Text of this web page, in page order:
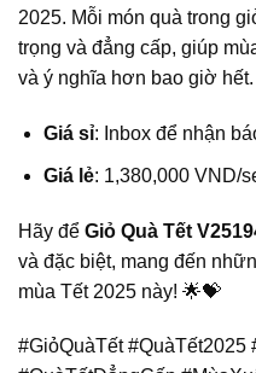
2025. Mỗi món quà trong
trọng và đẳng cấp, giúp
và ý nghĩa hơn bao giờ hết.
Giá sỉ: Inbox để nhận
Giá lẻ: 1,380,000 VND/
Hãy để Giỏ Quà Tết
và đặc biệt, mang đến
mùa Tết 2025 này! 🌟💝
#GiỏQuàTết #QuàTết2025